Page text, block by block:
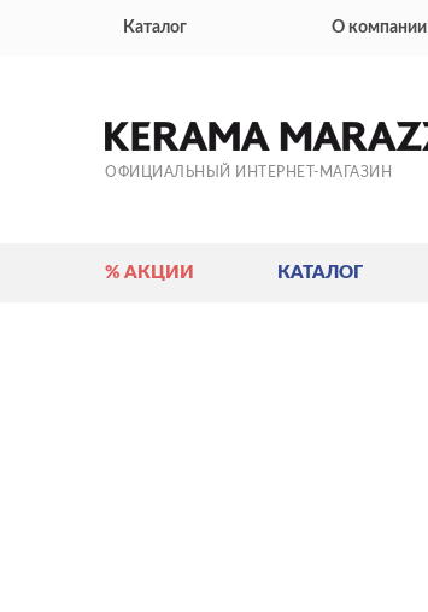
Каталог О компании
ОФИЦИАЛЬНЫЙ ИНТЕРНЕТ-МАГАЗИН
% АКЦИИ КАТАЛОГ